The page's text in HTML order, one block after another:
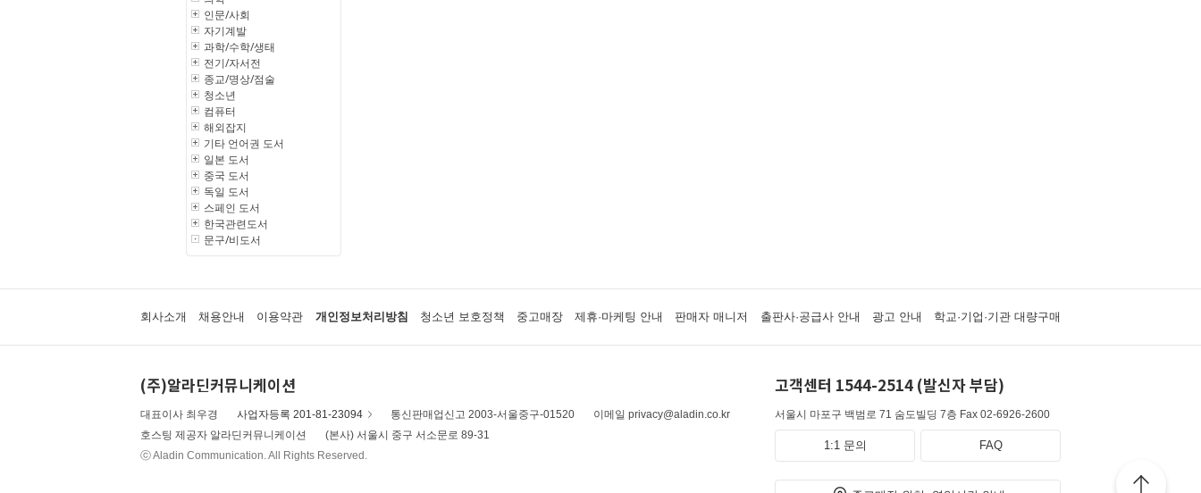
인문/사회
자기계발
과학/수학/생태
전기/자서전
종교/명상/점술
청소년
컴퓨터
해외잡지
기타 언어권 도서
일본 도서
중국 도서
독일 도서
스페인 도서
한국관련도서
문구/비도서
회사소개 채용안내 이용약관 개인정보처리방침 청소년 보호정책 중고매장 제휴·마케팅 안내 판매자 매니저 출판사·공급사 안내 광고 안내 학교·기업·기관 대량구매
(주)알라딘커뮤니케이션
대표이사 최우경 사업자등록 201-81-23094 통신판매업신고 2003-서울중구-01520
이메일 privacy@aladin.co.kr
호스팅 제공자 알라딘커뮤니케이션
(본사) 서울시 중구 서소문로 89-31
ⓒ Aladin Communication. All Rights Reserved.
고객센터 1544-2514 (발신자 부담)
서울시 마포구 백범로 71 숨도빌딩 7층 Fax 02-6926-2600
1:1 문의 FAQ